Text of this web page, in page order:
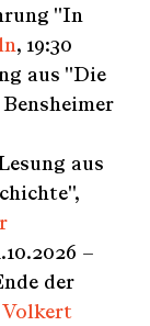
"In
, 19:30
aus "Die
aus
–
der